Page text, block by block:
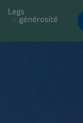
RETOUR